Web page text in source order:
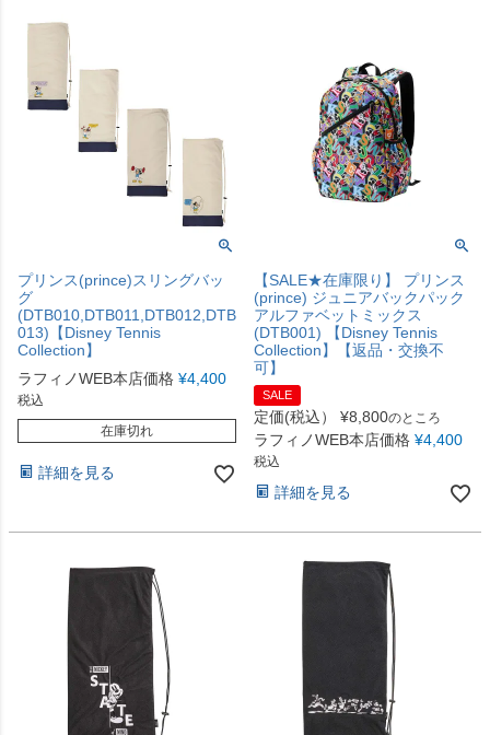
プリンス(prince)スリングバッ
グ
(DTB010,DTB011,DTB012,DTB
013)【Disney Tennis
Collection】
ラフィノWEB本店価格 ¥4,400
税込
在庫切れ
詳細を見る
【SALE★在庫限り】 プリンス
(prince) ジュニアバックパック
アルファベットミックス
(DTB001) 【Disney Tennis
Collection】【返品・交換不
可】
SALE
定価(税込） ¥8,800のところ
ラフィノWEB本店価格 ¥4,400
税込
詳細を見る